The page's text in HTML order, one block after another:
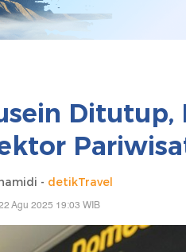
Ditutup,
- detikTravel
Agu 2025 19:03 WIB